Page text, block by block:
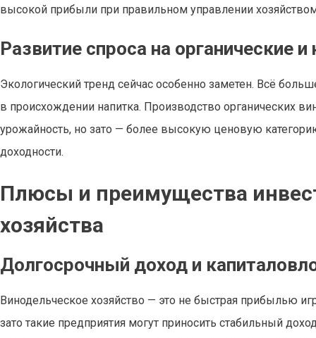
высокой прибыли при правильном управлении
Развитие спроса на органические
Экологический тренд сейчас особенно заметен. Всё
в происхождении напитка. Производство органических
урожайность, но зато — более высокую ценовую
доходности.
Плюсы и преимущества
хозяйства
Долгосрочный доход и
Винодельческое хозяйство — это не быстрая прибылью
зато такие предприятия могут приносить стабильный